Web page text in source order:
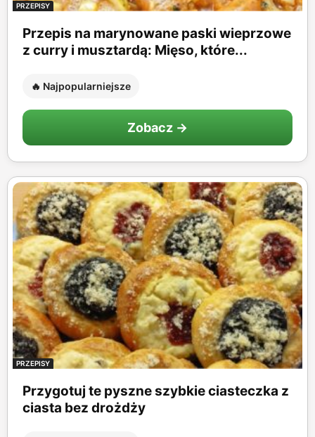
PRZEPISY
Przepis na marynowane paski wieprzowe
z curry i musztardą: Mięso, które...
🔥 Najpopularniejsze
Zobacz →
PRZEPISY
Przygotuj te pyszne szybkie ciasteczka z
ciasta bez drożdży